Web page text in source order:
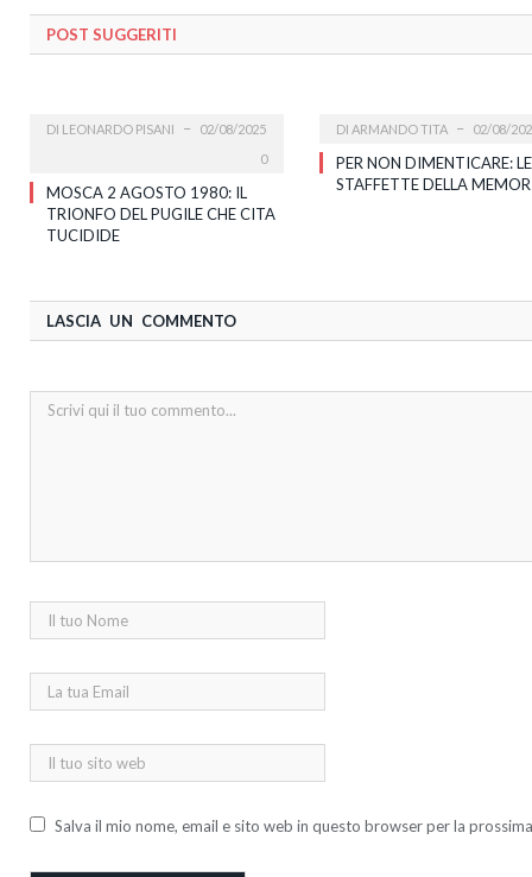
POST SUGGERITI
DI LEONARDO PISANI
02/08/2025
0
MOSCA 2 AGOSTO 1980: IL
TRIONFO DEL PUGILE CHE CITA
TUCIDIDE
DI ARMANDO TITA 02/08/
PER NON DIMENTICARE: LE
STAFFETTE DELLA
LASCIA UN COMMENTO
Salva il mio nome, email e sito web in questo browser per la